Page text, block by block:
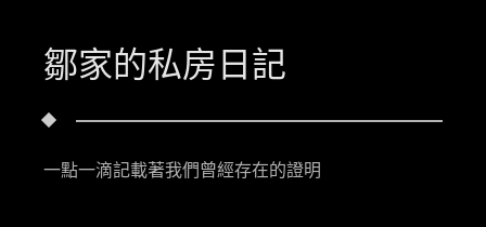
鄒家的私房日記
一點一滴記載著我們曾經存在的證明